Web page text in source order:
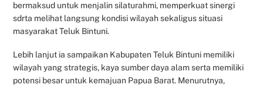
bermaksud untuk menjalin silaturahmi, memperkuat sinergi
sdrta melihat langsung kondisi wilayah sekaligus situasi
masyarakat Teluk Bintuni.
Lebih lanjut ia sampaikan Kabupaten Teluk Bintuni memiliki
wilayah yang strategis, kaya sumber daya alam serta memiliki
potensi besar untuk kemajuan Papua Barat. Menurutnya,